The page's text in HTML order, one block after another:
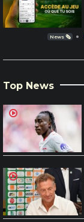
News 🗞️
Top News